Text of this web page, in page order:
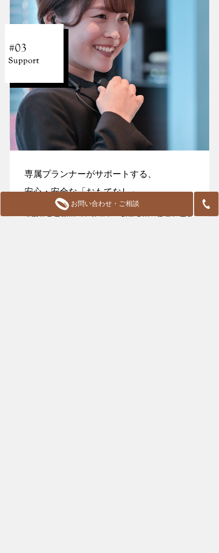
専属プランナーがサポートする、
安心・安全な「おもてなし」
気軽な食事会のつもりでも、相手方のご家族に失礼
お問い合わせ・ご相談